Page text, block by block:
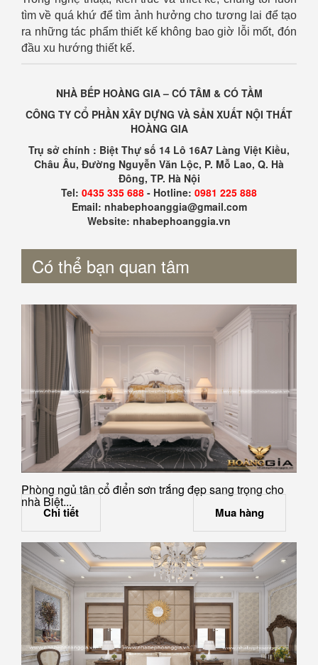
tìm về quá khứ để tìm ảnh hưởng cho tương lai để tạo
ra những tác phẩm thiết kế không bao giờ lỗi mốt, đón
đầu xu hướng thiết kế.
NHÀ BẾP HOÀNG GIA – CÓ TÂM & CÓ TẦM
CÔNG TY CỔ PHẦN XÂY DỰNG VÀ SẢN XUẤT NỘI THẤT
HOÀNG GIA
Trụ sở chính : Biệt Thự số 14 Lô 16A7 Làng Việt Kiều,
Châu Âu, Đường Nguyễn Văn Lộc, P. Mỗ Lao, Q. Hà
Đông, TP. Hà Nội
Tel: 0435 335 688 - Hotline: 0981 225 888
Email: nhabephoanggia@gmail.com
Website: nhabephoanggia.vn
Có thể bạn quan tâm
Phòng ngủ tân cổ điển sơn trắng đẹp sang trọng cho
nhà Biệt...
Chi tiết Mua hàng